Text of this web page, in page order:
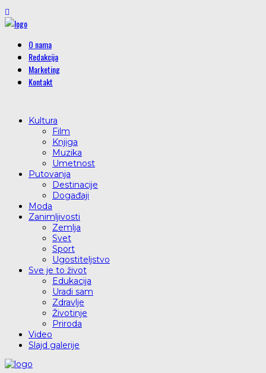
O nama
Redakcija
Marketing
Kontakt
Kultura
Film
Knjiga
Muzika
Umetnost
Putovanja
Destinacije
Događaji
Moda
Zanimljivosti
Zemlja
Svet
Sport
Ugostiteljstvo
Sve je to život
Edukacija
Uradi sam
Zdravlje
Životinje
Priroda
Video
Slajd galerije